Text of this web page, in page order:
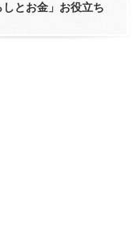
しとお金」お役立ち